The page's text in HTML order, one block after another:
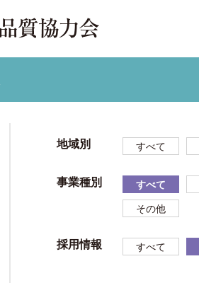
地域別 すべて
事業種別 すべて
その他
採用情報 すべて